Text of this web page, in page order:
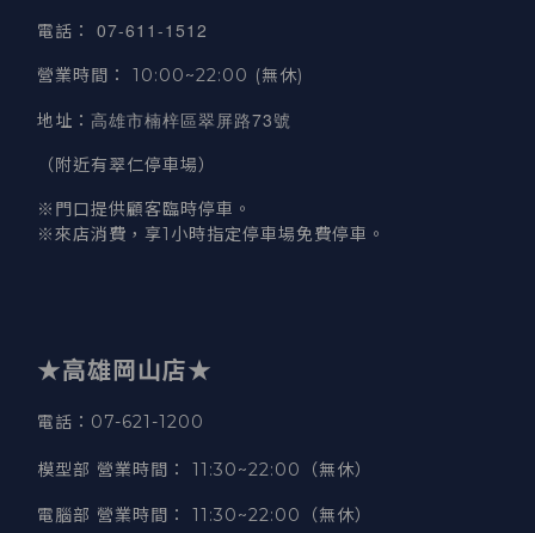
電話 ： 07-611-1512
營業時間 ： 10:00~22:00 (無休)
地址 ： 高雄市楠梓區翠屏路73號
（附近有翠仁停車場）
※門口提供顧客臨時停車。
※來店消費，享1小時指定停車場免費停車。
★高雄岡山店★
電話：07-621-1200
模型部 營業時間 ： 11:30~22:00（無休）
電腦部 營業時間 ： 11:30~22:00（無休）